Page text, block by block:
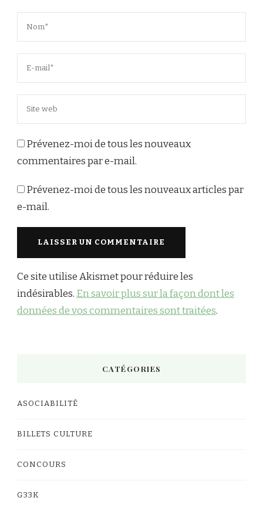
Prévenez-moi de tous les nouveaux
commentaires par e-mail.
Prévenez-moi de tous les nouveaux articles par
e-mail.
Ce site utilise Akismet pour réduire les
indésirables. En savoir plus sur la façon dont les
données de vos commentaires sont traitées.
CATÉGORIES
ASOCIABILITÉ
BILLETS CULTURE
CONCOURS
G33K